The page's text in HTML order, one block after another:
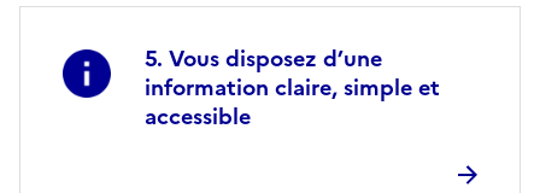
Vous disposez d’une
information claire, simple et
accessible